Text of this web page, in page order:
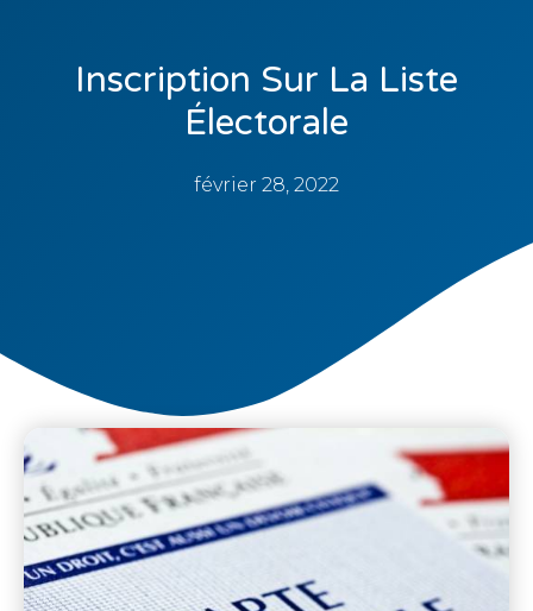
Inscription Sur La Liste
Électorale
février 28, 2022